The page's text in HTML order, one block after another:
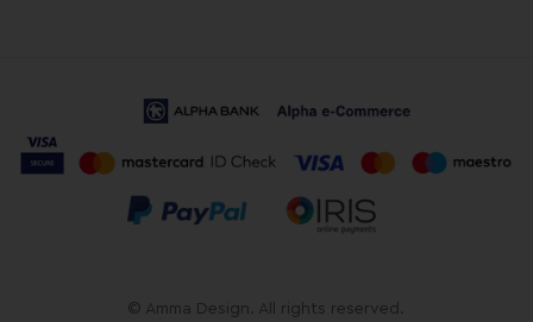
© Amma Design. All rights reserved.